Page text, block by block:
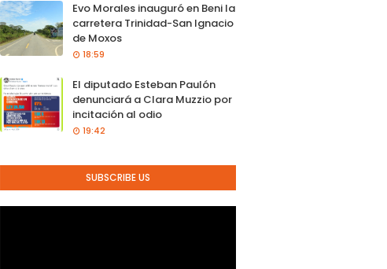
Evo Morales inauguró en Beni la
carretera Trinidad-San Ignacio
de Moxos
18:59
El diputado Esteban Paulón
denunciará a Clara Muzzio por
incitación al odio
19:42
SUBSCRIBE US